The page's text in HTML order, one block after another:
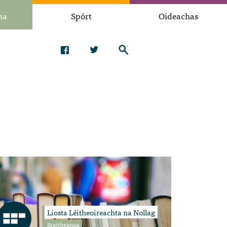
Spórt Oideachas
Liosta Léitheoireachta na Nollag
Sraitheanna